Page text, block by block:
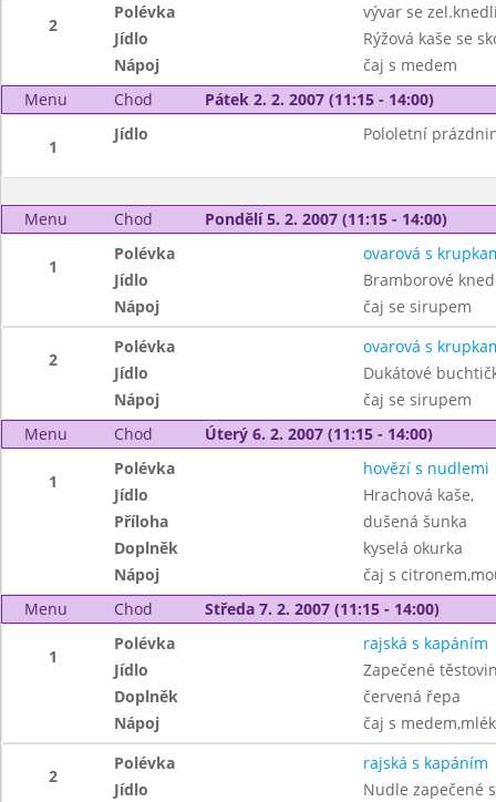
2
Polévka
vývar se
Jídlo
Rýžová kaše se
Nápoj
čaj s medem
Menu
Chod Pátek 2. 2. 2007 (11:15 - 14:00)
1
Jídlo Pololetní
Menu Chod Pondělí 5. 2. 2007 (11:15 - 14:00)
1
Polévka
ovarová s
Jídlo
Bramborové
Nápoj
čaj se sirupem
2
Polévka
ovarová s
Jídlo
Dukátové
Nápoj
čaj se sirupem
Menu
Chod Úterý 6. 2. 2007 (11:15 - 14:00)
1
Polévka
hovězí s nudlemi
Jídlo
Hrachová kaše,
Příloha
dušená šunka
Doplněk
kyselá okurka
Nápoj
čaj s
Menu
Chod Středa 7. 2. 2007 (11:15 - 14:00)
1
Polévka
rajská s kapáním
Jídlo
Zapečené
Doplněk
červená řepa
Nápoj
čaj s
2
Polévka
rajská s kapáním
Jídlo
Nudle zapečené